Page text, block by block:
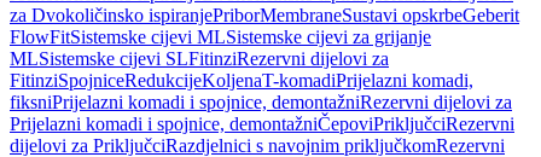
za Dvokoličinsko ispiranjePriborMembraneSustavi opskrbeGeberit
FlowFitSistemske cijevi MLSistemske cijevi za grijanje
MLSistemske cijevi SLFitinziRezervni dijelovi za
FitinziSpojniceRedukcijeKoljenaT-komadiPrijelazni komadi,
fiksniPrijelazni komadi i spojnice, demontažniRezervni dijelovi za
Prijelazni komadi i spojnice, demontažniČepoviPriključciRezervni
dijelovi za PriključciRazdjelnici s navojnim priključkomRezervni